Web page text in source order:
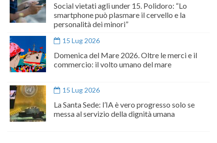
Social vietati agli under 15. Polidoro: “Lo
smartphone può plasmare il cervello e la
personalità dei minori”
15 Lug 2026
Domenica del Mare 2026. Oltre le merci e il
commercio: il volto umano del mare
15 Lug 2026
La Santa Sede: l’IA è vero progresso solo se
messa al servizio della dignità umana